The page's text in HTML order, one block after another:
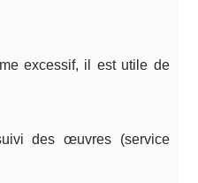
excessif, il est utile de
des œuvres (service